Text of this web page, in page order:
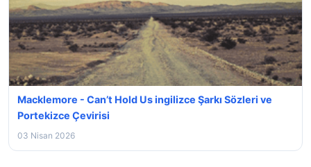
Macklemore - Can’t Hold Us ingilizce Şarkı Sözleri ve
Portekizce Çevirisi
03 Nisan 2026